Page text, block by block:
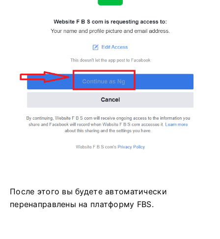
После этого вы будете автоматически
перенаправлены на платформу FBS.